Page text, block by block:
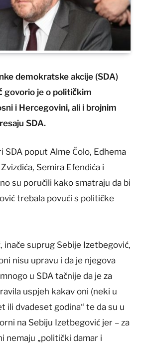
demokratske akcije (SDA)
govorio je o političkim
i Hercegovini, ali i brojnim
SDA.
SDA poput Alme Čolo, Edhema
Semira Efendića i
su poručili kako smatraju da bi
trebala povući s političke
inače suprug Sebije Izetbegović,
nisu upravu i da je njegova
u SDA tačnije da je za
uspjeh kakav oni (neki u
ili dvadeset godina“ te da su u
na Sebiju Izetbegović jer – za
nemaju „politički damar i